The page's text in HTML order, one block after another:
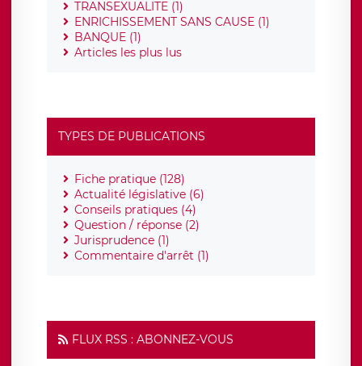
TRANSEXUALITE (1)
ENRICHISSEMENT SANS CAUSE (1)
BANQUE (1)
Articles les plus lus
TYPES DE PUBLICATIONS
Fiche pratique (128)
Actualité législative (6)
Conseils pratiques (4)
Question / réponse (2)
Jurisprudence (1)
Commentaire d'arrêt (1)
FLUX RSS : ABONNEZ-VOUS